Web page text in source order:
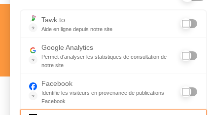
Service client par
Du lundi au vendredi de 9h à
Suivez nous sur
?
Tawk.to
Aide en ligne depuis notre site
?
Google Analytics
Permet d'analyser les statistiques de consultation de
notre site
?
Facebook
Identifie les visiteurs en provenance de publications
Facebook
Parce que vous ne venez pas tous les jours sur notre site,